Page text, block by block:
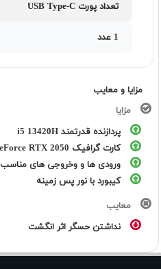
تعداد پورت USB Type-C
1 عدد
مزایا و معایب
مزایا
پردازنده قدرتمند i5 13420H
کارت گرافیک GeForce RTX 2050
ورودی ها و وخروجی های مناسب
کیبورد با نور پس زمینه
معایب
نداشتن حسگر اثر انگشت